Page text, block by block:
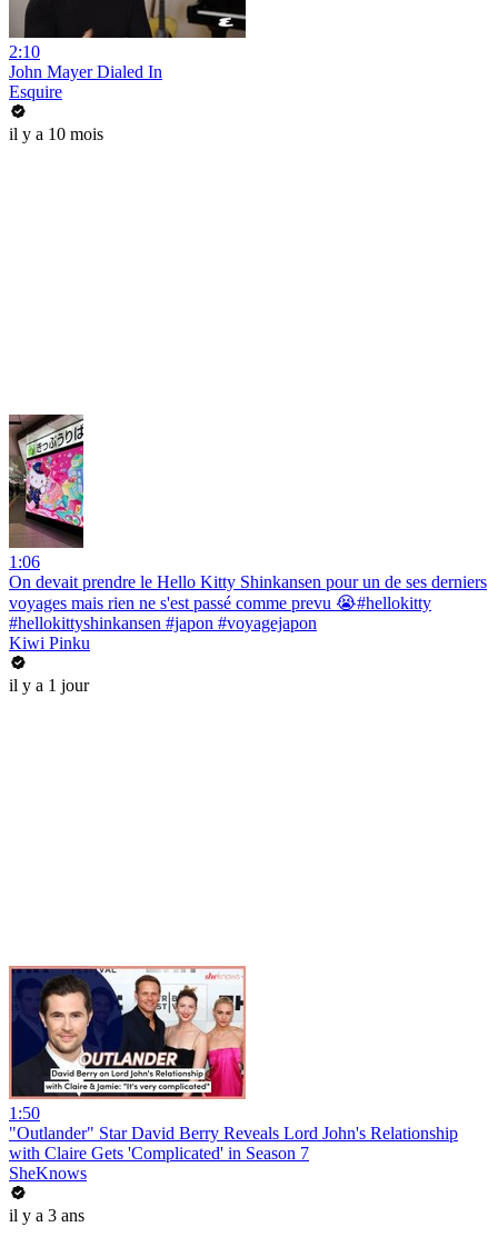
2:10
John Mayer Dialed In
Esquire
il y a 10 mois
1:06
On devait prendre le Hello Kitty Shinkansen pour un de ses derniers
voyages mais rien ne s'est passé comme prevu 😭#hellokitty
#hellokittyshinkansen #japon #voyagejapon
Kiwi Pinku
il y a 1 jour
1:50
"Outlander" Star David Berry Reveals Lord John's Relationship
with Claire Gets 'Complicated' in Season 7
SheKnows
il y a 3 ans